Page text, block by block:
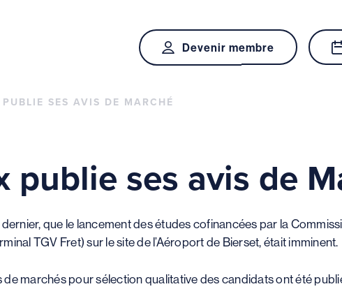
Devenir membre
SES AVIS DE MARCHÉ
publie ses avis de
que le lancement des études cofinancées par la
TGV Fret) sur le site de l’Aéroport de Bierset, était imminent.
de marchés pour sélection qualitative des candidats ont été